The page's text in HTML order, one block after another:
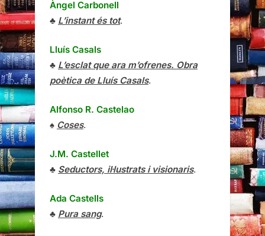
Àngel Carbonell
♣ L’instant és tot.
Lluís Casals
♣ L’esclat que ara m’ofrenes. Obra
poètica de Lluís Casals.
Alfonso R. Castelao
♠ Coses.
J.M. Castellet
♣ Seductors, il·lustrats i visionaris.
Ada Castells
♣ Pura sang.